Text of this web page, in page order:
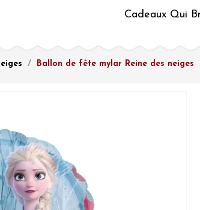
Cadeaux Qui
Ballon de fête mylar Reine des neiges